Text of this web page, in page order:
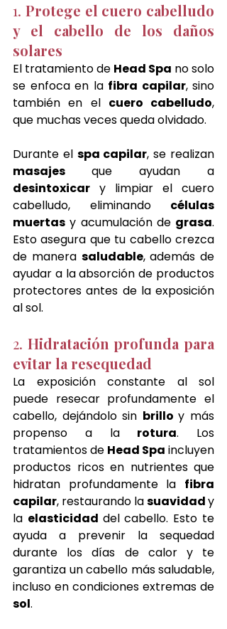
1. Protege el cuero cabelludo
y el cabello de los daños
solares
El tratamiento de Head Spa no solo
se enfoca en la fibra capilar, sino
también en el cuero cabelludo,
que muchas veces queda olvidado.
Durante el spa capilar
masajes
desintoxicar y limpiar el cuero
cabelludo, eliminando células
muertas y acumulación de grasa.
Esto asegura que tu cabello crezca
de manera saludable, además de
ayudar a la absorción de productos
protectores antes de la exposición
al sol.
2. Hidratación profunda para
evitar la resequedad
La exposición constante al sol
puede resecar profundamente el
cabello, dejándolo sin brillo y más
propenso a la rotura. Los
tratamientos de Head Spa incluyen
productos ricos en nutrientes que
hidratan profundamente la fibra
capilar, restaurando la suavidad y
la elasticidad del cabello. Esto te
ayuda a prevenir la sequedad
durante los días de calor y te
garantiza un cabello más saludable,
sol.